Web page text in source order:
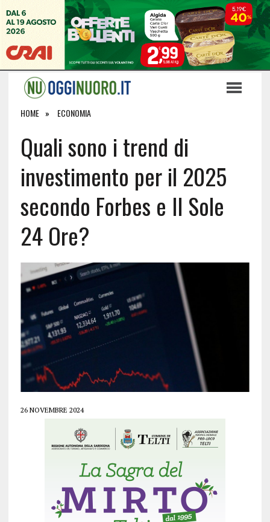
HOME ECONOMIA
Quali sono i trend di
investimento per il 2025
secondo Forbes e Il Sole
24 Ore?
26 NOVEMBRE 2024